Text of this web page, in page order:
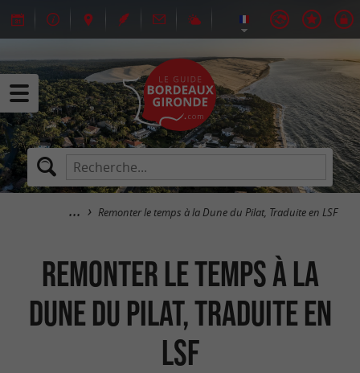
Remonter le temps à la Dune du Pilat, Traduite en LSF
Remonter le temps à la
Dune du Pilat, Traduite en
LSF